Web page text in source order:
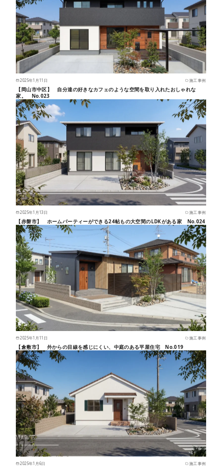
2025年1月11日 施工事例
【岡山市中区】 自分達の好きなカフェのような空間を取り入れたおしゃれな
家。 No.023
2025年1月13日 施工事例
【赤磐市】 ホームパーティーができる24帖もの大空間のLDKがある家 No.024
2025年1月11日 施工事例
【倉敷市】 外からの目線を感じにくい、中庭のある平屋住宅 No.019
2025年1月6日 施工事例